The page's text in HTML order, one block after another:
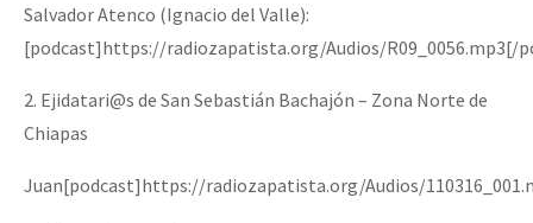
Salvador Atenco (Ignacio del Valle):
[podcast]https://radiozapatista.org/Audios/R09_0056.mp3[/
2. Ejidatari@s de San Sebastián Bachajón – Zona Norte de
Chiapas
Juan[podcast]https://radiozapatista.org/Audios/